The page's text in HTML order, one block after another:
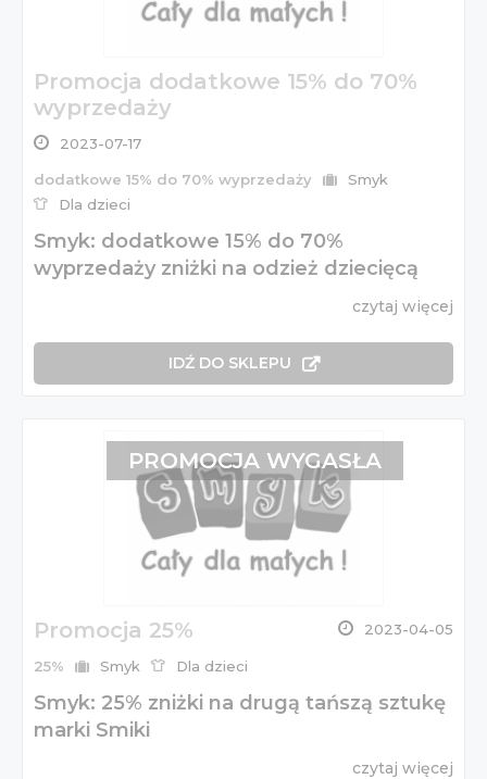
Promocja dodatkowe 15% do 70%
wyprzedaży
2023-07-17
dodatkowe 15% do 70% wyprzedaży
Smyk
Dla dzieci
Smyk: dodatkowe 15% do 70%
wyprzedaży zniżki na odzież dziecięcą
czytaj więcej
IDŹ DO SKLEPU
Promocja 25% 2023-04-05
25% Smyk Dla dzieci
Smyk: 25% zniżki na drugą tańszą sztukę
marki Smiki
czytaj więcej
PROMOCJA WYGASŁA